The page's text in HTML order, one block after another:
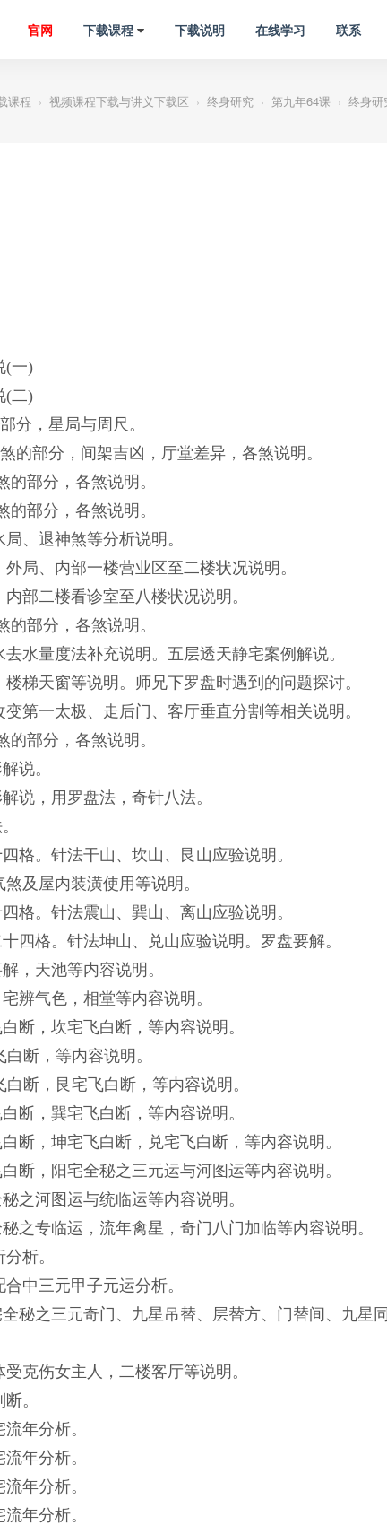
官网 下载课程 下载说明 在线学习 联系
课程 › 视频课程下载与讲义下载区 › 终身研究 › 第九年64课 › 终身研
(一)
(二)
分，星局与周尺。
的部分，间架吉凶，厅堂差异，各煞说明。
的部分，各煞说明。
的部分，各煞说明。
、退神煞等分析说明。
局、内部一楼营业区至二楼状况说明。
部二楼看诊室至八楼状况说明。
的部分，各煞说明。
水量度法补充说明。五层透天静宅案例解说。
梯天窗等说明。师兄下罗盘时遇到的问题探讨。
第一太极、走后门、客厅垂直分割等相关说明。
的部分，各煞说明。
说。
说，用罗盘法，奇针八法。
格。针法干山、坎山、艮山应验说明。
及屋内装潢使用等说明。
格。针法震山、巽山、离山应验说明。
四格。针法坤山、兑山应验说明。罗盘要解。
，天池等内容说明。
辨气色，相堂等内容说明。
断，坎宅飞白断，等内容说明。
断，等内容说明。
断，艮宅飞白断，等内容说明。
断，巽宅飞白断，等内容说明。
断，坤宅飞白断，兑宅飞白断，等内容说明。
断，阳宅全秘之三元运与河图运等内容说明。
之河图运与统临运等内容说明。
之专临运，流年禽星，奇门八门加临等内容说明。
析。
中三元甲子元运分析。
秘之三元奇门、九星吊替、层替方、门替间、九星
克伤女主人，二楼客厅等说明。
。
年分析。
年分析。
年分析。
年分析。